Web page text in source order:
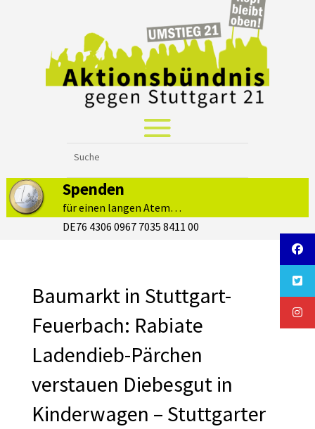
Spenden
für einen langen Atem…
DE76 4306 0967 7035 8411 00
Baumarkt in Stuttgart-
Feuerbach: Rabiate
Ladendieb-Pärchen
verstauen Diebesgut in
Kinderwagen – Stuttgarter